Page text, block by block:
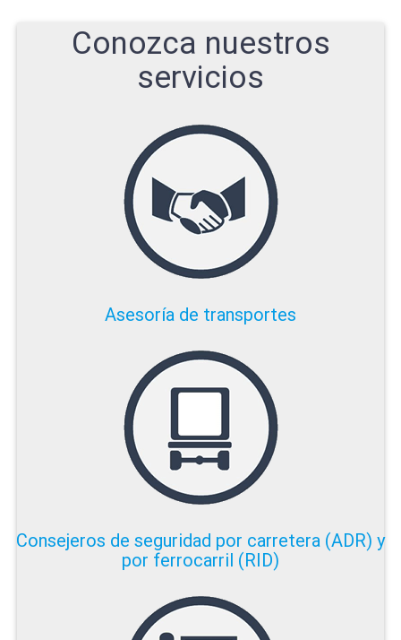
Conozca nuestros
servicios
Asesoría de transportes
Consejeros de seguridad por carretera (ADR) y
por ferrocarril (RID)